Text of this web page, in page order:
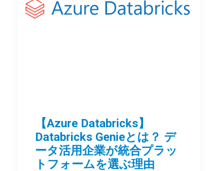
【Azure Databricks】
Databricks Genieとは？ デ
ータ活用企業が統合プラッ
トフォームを選ぶ理由